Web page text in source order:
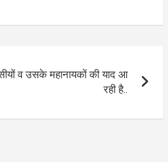
व उसके महानायकों की याद आ
रही है..